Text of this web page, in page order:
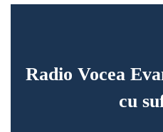
Radio Vocea
cu